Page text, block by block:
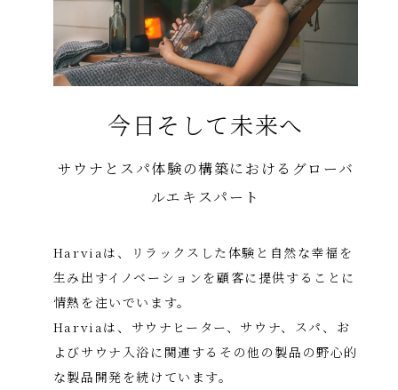
今日そして未来へ
サウナとスパ体験の構築におけるグローバ
ルエキスパート
Harviaは、リラックスした体験と自然な幸福を
生み出すイノベーションを顧客に提供することに
情熱を注いでいます。
Harviaは、サウナヒーター、サウナ、スパ、お
よびサウナ入浴に関連するその他の製品の野心的
な製品開発を続けています。